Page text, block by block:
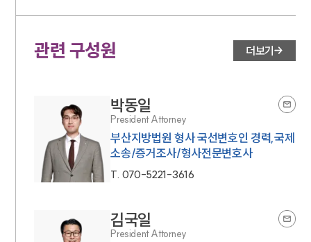
관련 구성원 더보기
박동일
President Attorney
부산지방법원 형사 국선변호인 경력,국제
소송/증거조사/형사전문변호사
T. 070-5221-3616
김국일
President Attorney